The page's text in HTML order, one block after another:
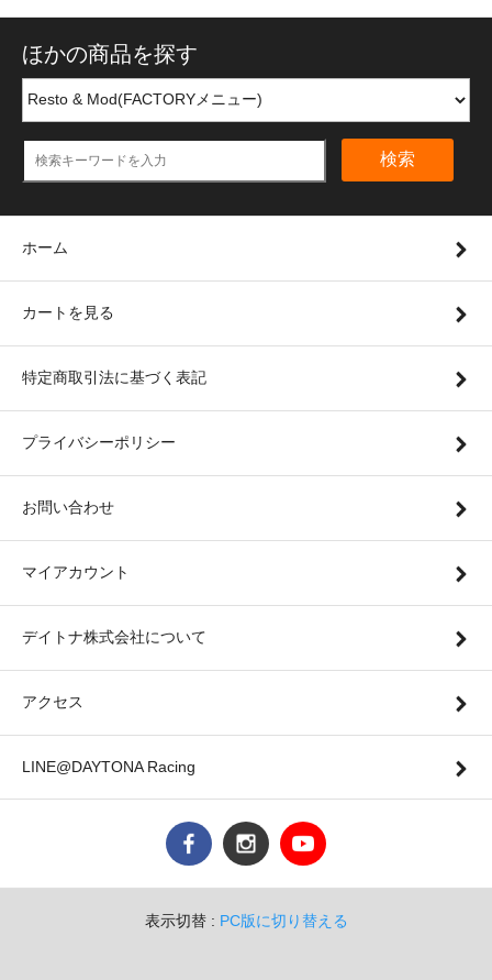
ほかの商品を探す
検索
ホーム
カートを見る
特定商取引法に基づく表記
プライバシーポリシー
お問い合わせ
マイアカウント
デイトナ株式会社について
アクセス
LINE@DAYTONA Racing
表示切替 : PC版に切り替える